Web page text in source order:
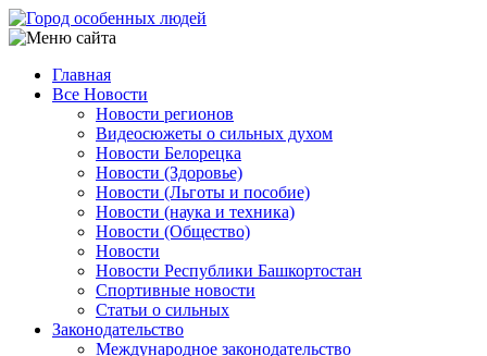
Перейти
к
содержанию
Main
navigation
Главная
Все Новости
Новости регионов
Видеосюжеты о сильных духом
Новости Белорецка
Новости (Здоровье)
Новости (Льготы и пособие)
Новости (наука и техника)
Новости (Общество)
Новости
Новости Республики Башкортостан
Спортивные новости
Статьи о сильных
Законодательство
Международное законодательство